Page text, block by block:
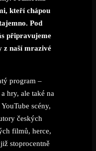
kteří chápou
Pod
připravujeme
z naší mrazivé
program –
hry, ale také na
scény,
českých
filmů, herce,
stoprocentně